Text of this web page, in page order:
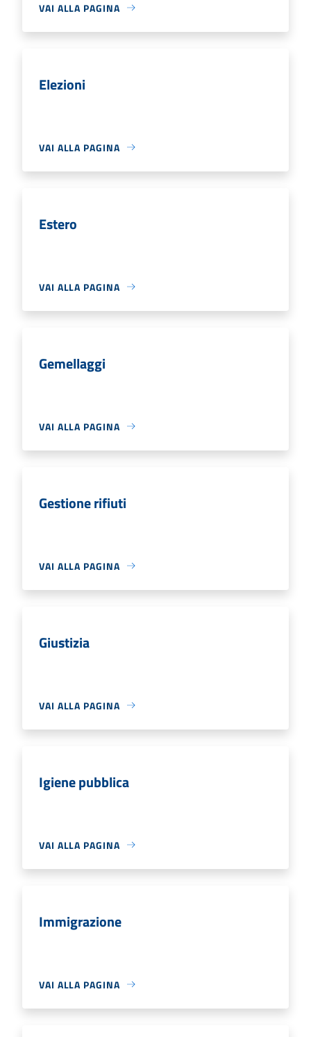
VAI ALLA PAGINA
Elezioni
VAI ALLA PAGINA
Estero
VAI ALLA PAGINA
Gemellaggi
VAI ALLA PAGINA
Gestione rifiuti
VAI ALLA PAGINA
Giustizia
VAI ALLA PAGINA
Igiene pubblica
VAI ALLA PAGINA
Immigrazione
VAI ALLA PAGINA